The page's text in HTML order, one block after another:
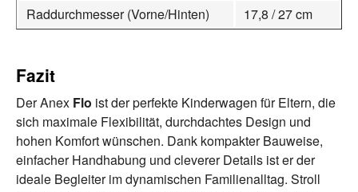
Raddurchmesser (Vorne/Hinten) 17,8 / 27 cm
Fazit
Der Anex Flo ist der perfekte Kinderwagen für Eltern, die
sich maximale Flexibilität, durchdachtes Design und
hohen Komfort wünschen. Dank kompakter Bauweise,
einfacher Handhabung und cleverer Details ist er der
ideale Begleiter im dynamischen Familienalltag. Stroll